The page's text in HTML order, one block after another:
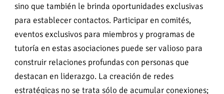
sino que también le brinda oportunidades exclusivas
para establecer contactos. Participar en comités,
eventos exclusivos para miembros y programas de
tutoría en estas asociaciones puede ser valioso para
construir relaciones profundas con personas que
destacan en liderazgo. La creación de redes
estratégicas no se trata sólo de acumular conexiones;